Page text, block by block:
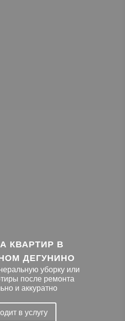
КВАРТИР В
ДЕГУНИНО
уборку или
после ремонта
и аккуратно
в услугу